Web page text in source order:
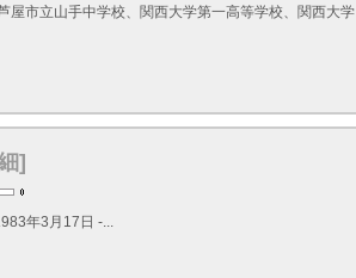
屋市立山手中学校、関西大学第一高等学校、関西大学
]
年3月17日 -...